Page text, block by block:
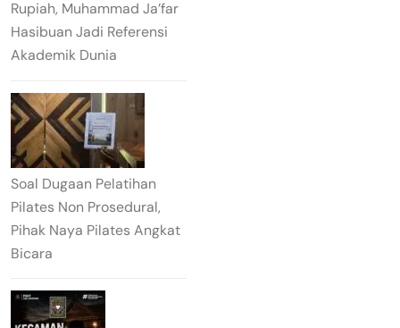
Rupiah, Muhammad Ja’far
Hasibuan Jadi Referensi
Akademik Dunia
Soal Dugaan Pelatihan
Pilates Non Prosedural,
Pihak Naya Pilates Angkat
Bicara